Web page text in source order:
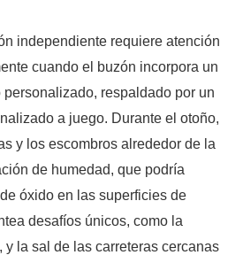
independiente requiere atención
cuando el buzón incorpora un
respaldado por un
a juego. Durante el otoño,
y los escombros alrededor de la
de humedad, que podría
óxido en las superficies de
desafíos únicos, como la
la sal de las carreteras cercanas